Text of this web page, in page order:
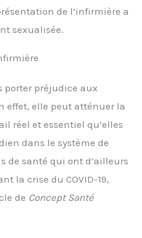
de l’infirmière a
sexualisée.
porter préjudice aux
effet, elle peut atténuer la
réel et essentiel qu’elles
dans le système de
de santé qui ont d’ailleurs
la crise du COVID-19,
de Concept Santé